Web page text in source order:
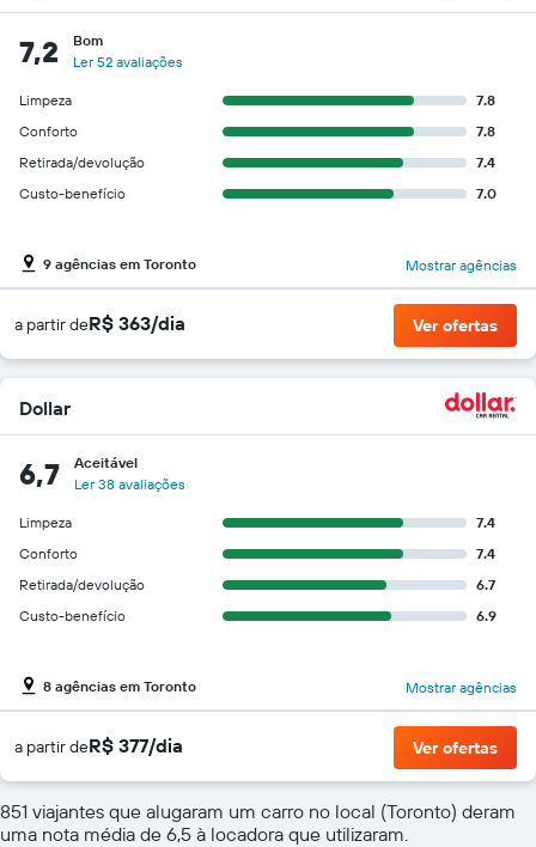
7,2
Bom
Ler 52 avaliações
Limpeza
7.8
Conforto
7.8
Retirada/devolução
7.4
Custo-benefício
7.0
9 agências em Toronto Mostrar agências
a partir deR$ 363/dia Ver ofertas
Dollar
6,7
Aceitável
Ler 38 avaliações
Limpeza
7.4
Conforto
7.4
Retirada/devolução
6.7
Custo-benefício
6.9
8 agências em Toronto Mostrar agências
a partir deR$ 377/dia Ver ofertas
851 viajantes que alugaram um carro no local (Toronto) deram
uma nota média de 6,5 à locadora que utilizaram.